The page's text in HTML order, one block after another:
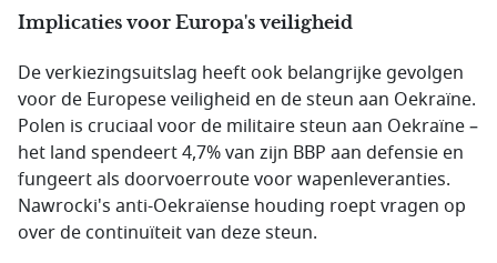
Implicaties voor Europa's veiligheid
De verkiezingsuitslag heeft ook belangrijke gevolgen
voor de Europese veiligheid en de steun aan Oekraïne.
Polen is cruciaal voor de militaire steun aan Oekraïne –
het land spendeert 4,7% van zijn BBP aan defensie en
fungeert als doorvoerroute voor wapenleveranties.
Nawrocki's anti-Oekraïense houding roept vragen op
over de continuïteit van deze steun.